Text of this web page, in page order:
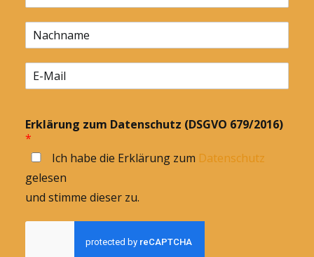
Erklärung zum Datenschutz (DSGVO 679/2016)
*
Ich habe die Erklärung zum Datenschutz
gelesen
und stimme dieser zu.